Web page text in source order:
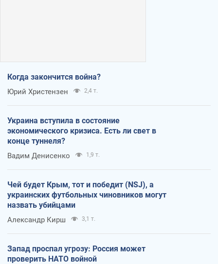
Когда закончится война?
Юрий Христензен 2,4 т.
Украина вступила в состояние
экономического кризиса. Есть ли свет в
конце туннеля?
Вадим Денисенко 1,9 т.
Чей будет Крым, тот и победит (NSJ), а
украинских футбольных чиновников могут
назвать убийцами
Александр Кирш 3,1 т.
Запад проспал угрозу: Россия может
проверить НАТО войной